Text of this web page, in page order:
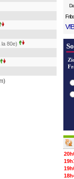
80e)